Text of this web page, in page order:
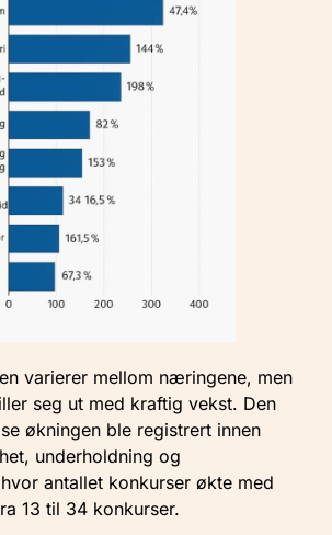
varierer mellom næringene, men
seg ut med kraftig vekst. Den
økningen ble registrert innen
underholdning og
antallet konkurser økte med
13 til 34 konkurser.